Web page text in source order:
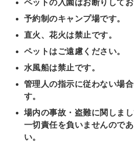
ペットの入園はお断りしてお
予約制のキャンプ場です。
直火、花火は禁止です。
ペットはご遠慮ください。
水風船は禁止です。
管理人の指示に従わない場
す。
場内の事故・盗難に関しま
一切責任を負いませんので
い。